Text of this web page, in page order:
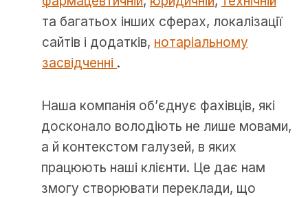
та багатьох інших сферах, локалізації
сайтів і додатків, нотаріальному
засвідченні .
Наша компанія об’єднує фахівців, які
досконало володіють не лише мовами,
а й контекстом галузей, в яких
працюють наші клієнти. Це дає нам
змогу створювати переклади, що